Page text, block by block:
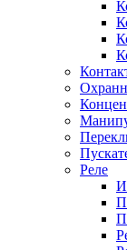
Реле